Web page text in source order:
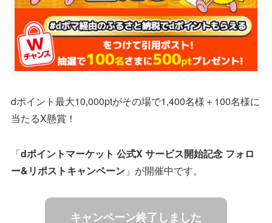
dポイント最大10,000ptがその場で1,400名様＋100名様に
当たるX懸賞！
「dポイントマーケット 公式X サービス開始記念 フォロ
ー&リポストキャンペーン」が開催中です。
キャンペーン終了しました